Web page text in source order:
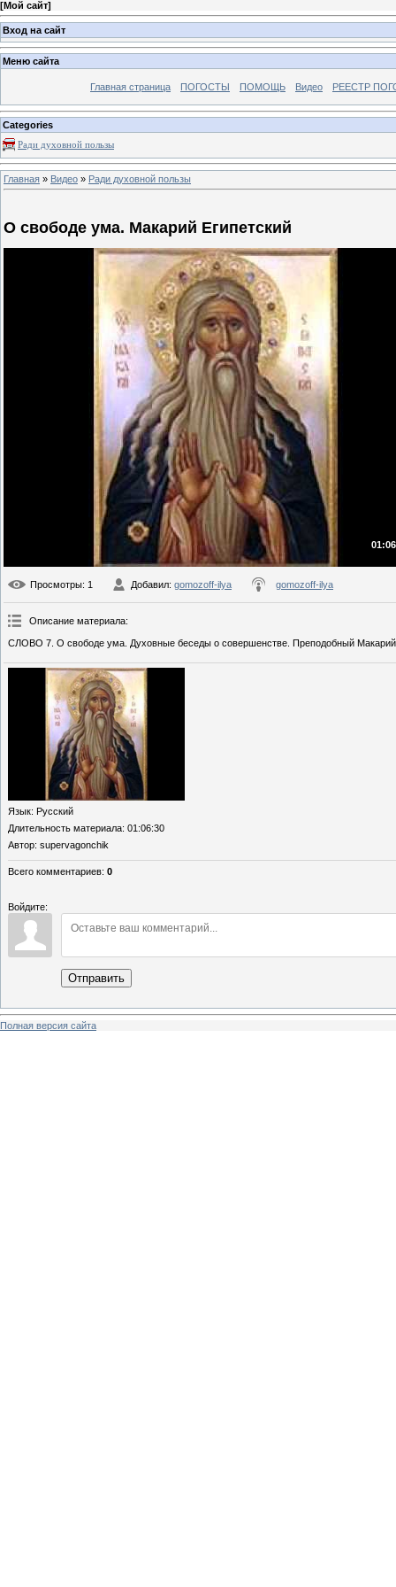
[Мой сайт]
Вход на сайт
Меню сайта
Главная страница ПОГОСТЫ ПОМОЩЬ Видео РЕЕСТР
Categories
Ради духовной пользы
Главная » Видео » Ради духовной пользы
О свободе ума. Макарий Египетский
Просмотры: 1 Добавил: gomozoff-ilya gomozoff-ilya
Описание материала:
СЛОВО 7. О свободе ума. Духовные беседы о совершенстве. Преподобный Макарий
Язык: Русский
Длительность материала: 01:06:30
Автор: supervagonchik
Всего комментариев: 0
Войдите:
Отправить
Полная версия сайта